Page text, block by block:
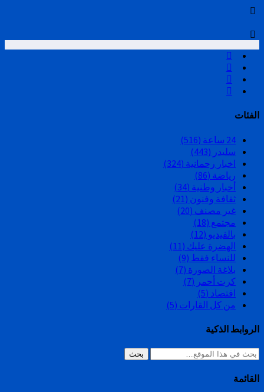
الفئات
24 ساعة
(516)
سليدر (443)
اخبار رحمانية (324)
رياضة (86)
أخبار وطنية (34)
ثقافة وفنون (21)
غير مصنف (20)
مجتمع (18)
بالفيديو (12)
الهضرة عليك (11)
للنساء فقط (9)
بلاغة الصورة (7)
كرت أحمر (7)
اقتصاد (5)
من كل القارات (5)
الروابط الذكية
بحث
القائمة